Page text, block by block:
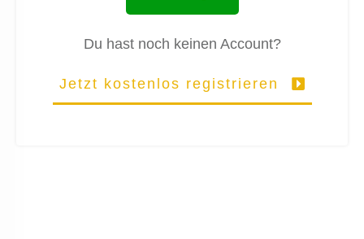
Du hast noch keinen Account?
Jetzt kostenlos registrieren